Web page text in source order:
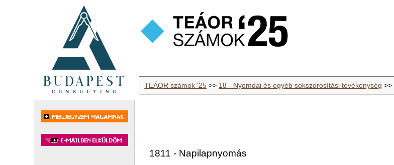
TEÁOR számok '25 >> 18 - Nyomdai és egyéb sokszorosítási tevékenység >>
1811 - Napilapnyomás